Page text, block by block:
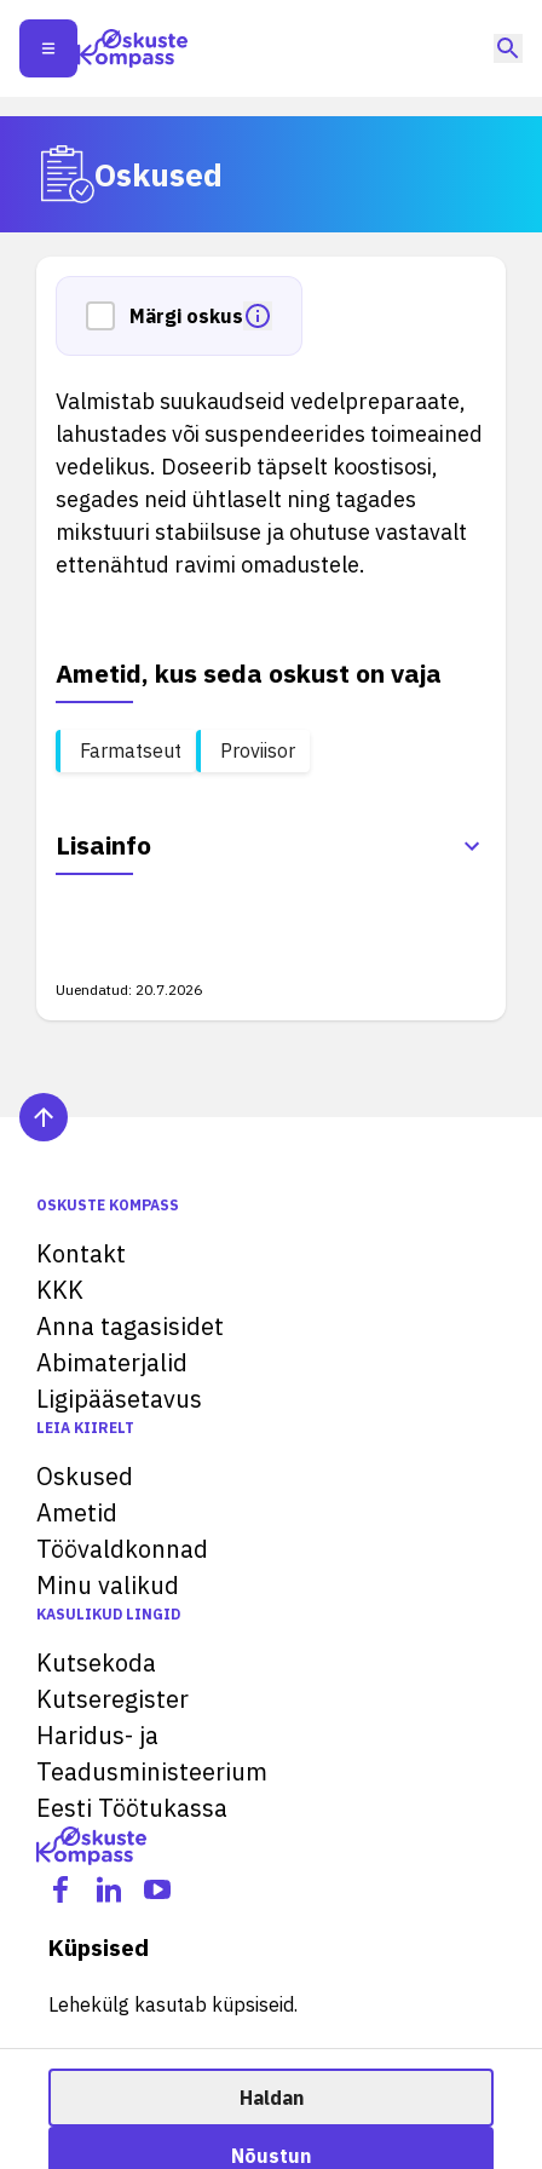
Oskused
Märgi oskus
Valmistab suukaudseid vedelpreparaate,
lahustades või suspendeerides toimeained
vedelikus. Doseerib täpselt koostisosi,
segades neid ühtlaselt ning tagades
mikstuuri stabiilsuse ja ohutuse vastavalt
ettenähtud ravimi omadustele.
Ametid, kus seda oskust on vaja
Farmatseut Proviisor
Lisainfo
Uuendatud: 20.7.2026
Ametisoovitaja
OSKUSTE KOMPASS
Kontakt
KKK
Anna tagasisidet
Abimaterjalid
Ligipääsetavus
LEIA KIIRELT
Oskused
Ametid
Töövaldkonnad
Minu valikud
KASULIKUD LINGID
Kutsekoda
Kutseregister
Haridus- ja
Teadusministeerium
Eesti Töötukassa
Küpsised
Lehekülg kasutab küpsiseid.
Haldan
Nõustun